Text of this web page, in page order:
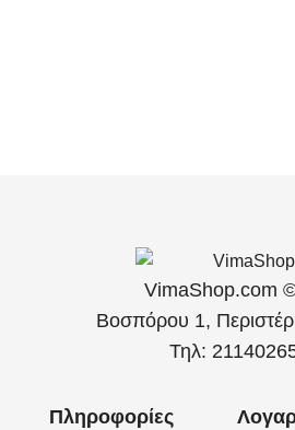
VimaShop.com
Βοσπόρου 1,
Τηλ:
Πληροφορίες